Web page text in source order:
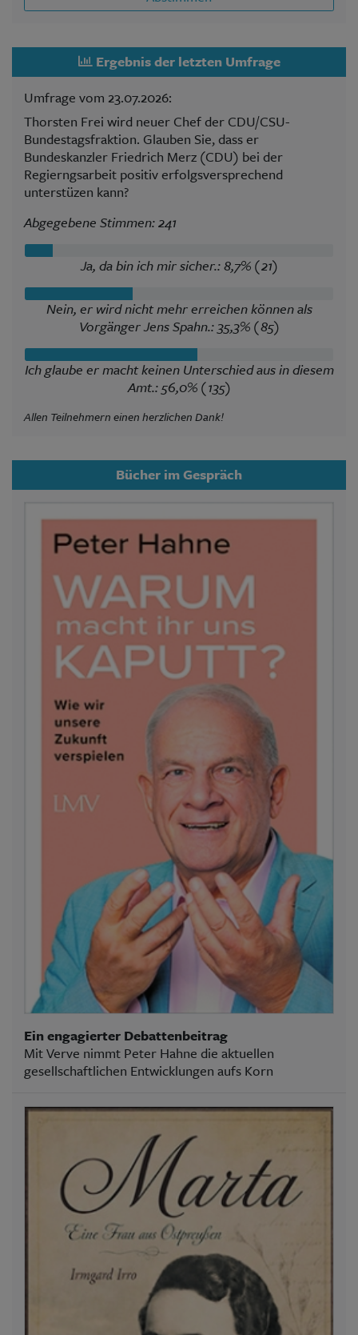
Ergebnis der letzten Umfrage
Umfrage vom 23.07.2026:
Thorsten Frei wird neuer Chef der CDU/CSU-
Bundestagsfraktion. Glauben Sie, dass er
Bundeskanzler Friedrich Merz (CDU) bei der
Regierngsarbeit positiv erfolgsversprechend
unterstüzen kann?
Abgegebene Stimmen: 241
Ja, da bin ich mir sicher.: 8,7% (21)
Nein, er wird nicht mehr erreichen können als
Vorgänger Jens Spahn.: 35,3% (85)
Ich glaube er macht keinen Unterschied aus in diesem
Amt.: 56,0% (135)
Allen Teilnehmern einen herzlichen Dank!
Bücher im Gespräch
Ein engagierter Debattenbeitrag
Mit Verve nimmt Peter Hahne die aktuellen
gesellschaftlichen Entwicklungen aufs Korn